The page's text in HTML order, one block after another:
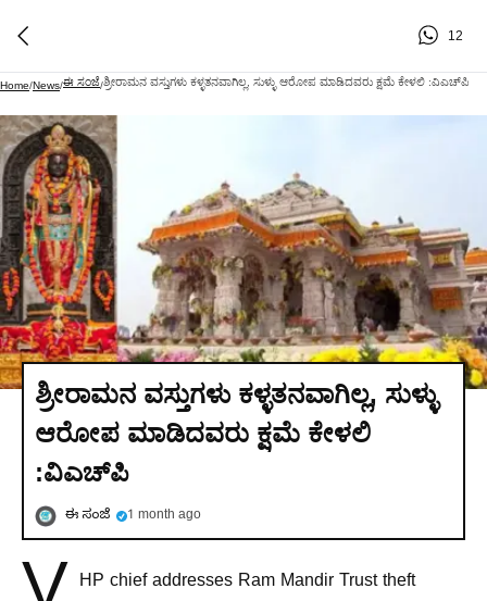
12
Home/News/ಈ ಸಂಜೆ/ಶ್ರೀರಾಮನ ವಸ್ತುಗಳು ಕಳ್ಳತನವಾಗಿಲ್ಲ, ಸುಳ್ಳು ಆರೋಪ ಮಾಡಿದವರು ಕ್ಷಮೆ ಕೇಳಲಿ :ವಿಎಚ್‌ಪಿ
ಶ್ರೀರಾಮನ ವಸ್ತುಗಳು ಕಳ್ಳತನವಾಗಿಲ್ಲ, ಸುಳ್ಳು
ಆರೋಪ ಮಾಡಿದವರು ಕ್ಷಮೆ ಕೇಳಲಿ
:ವಿಎಚ್‌ಪಿ
ಈ ಸಂಜೆ 1 month ago
HP chief addresses Ram Mandir Trust theft